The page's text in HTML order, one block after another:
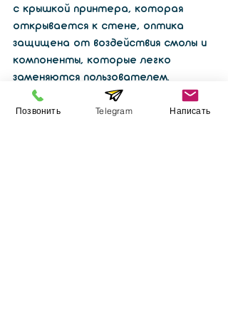
с крышкой принтера, которая
открывается к стене, оптика
защищена от воздействия смолы и
компоненты, которые легко
заменяются пользователем.
Позвонить Telegram Написать